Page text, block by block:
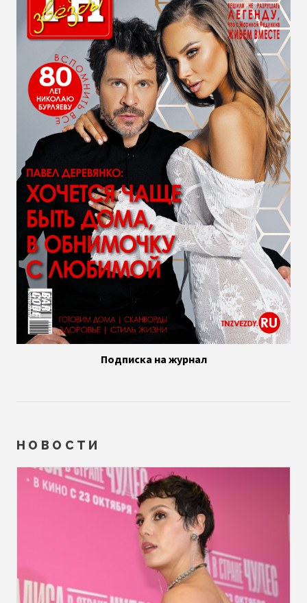
Подписка на журнал
НОВОСТИ